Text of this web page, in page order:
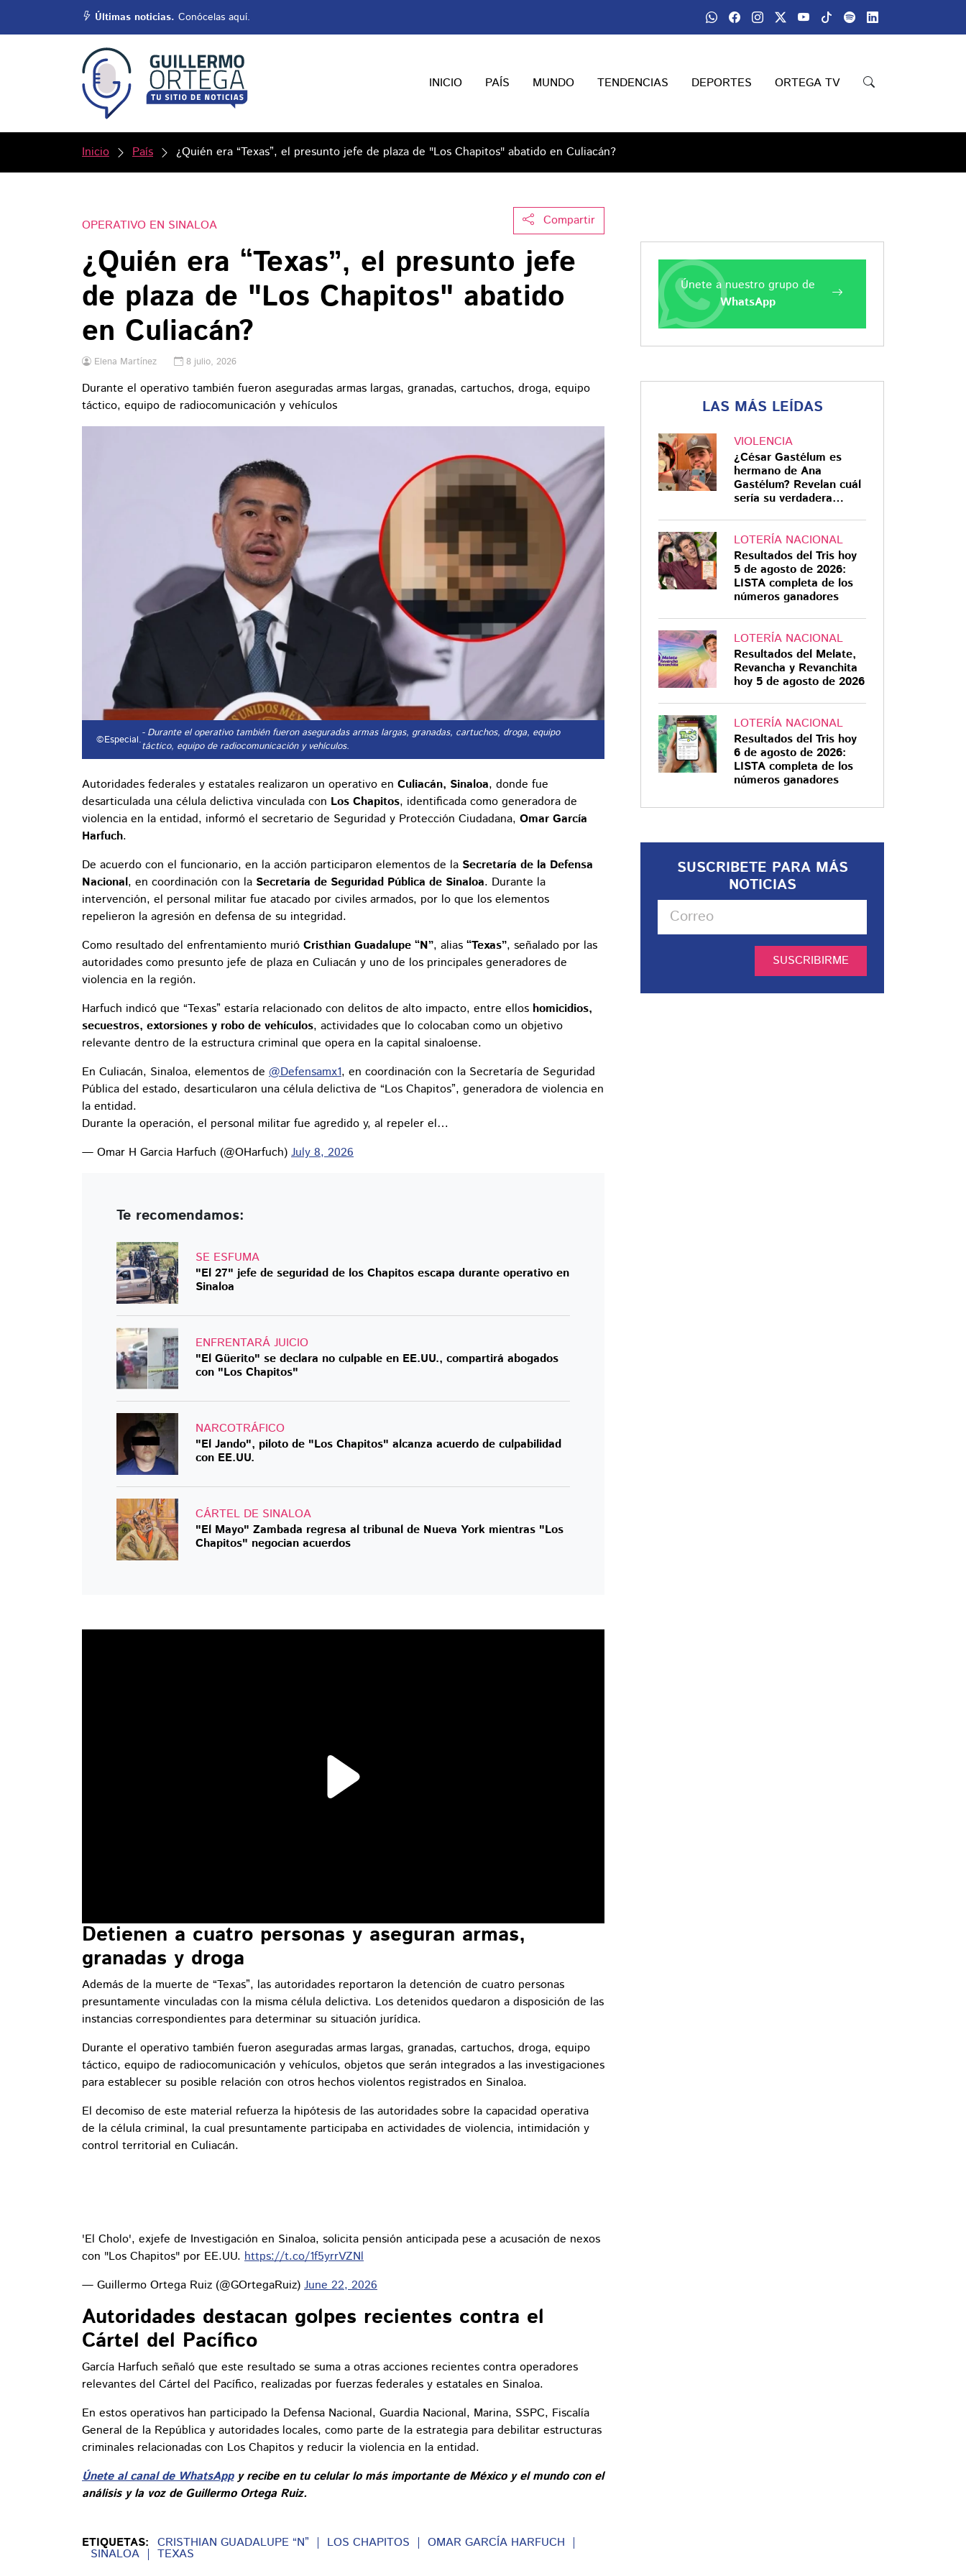
Últimas noticias. Conócelas aquí.
INICIO PAÍS MUNDO TENDENCIAS DEPORTES ORTEGA TV
Inicio País ¿Quién era “Texas”, el presunto jefe de plaza de "Los Chapitos" abatido en Culiacán?
Compartir
OPERATIVO EN SINALOA
¿Quién era “Texas”, el presunto jefe
de plaza de "Los Chapitos" abatido
en Culiacán?
Elena Martínez 8 julio, 2026
Durante el operativo también fueron aseguradas armas largas, granadas, cartuchos, droga, equipo
táctico, equipo de radiocomunicación y vehículos
©Especial.- Durante el operativo también fueron aseguradas armas largas, granadas, cartuchos, droga, equipo
táctico, equipo de radiocomunicación y vehículos.
Autoridades federales y estatales realizaron un operativo en Culiacán, Sinaloa, donde fue
desarticulada una célula delictiva vinculada con Los Chapitos, identificada como generadora de
violencia en la entidad, informó el secretario de Seguridad y Protección Ciudadana, Omar García
Harfuch.
De acuerdo con el funcionario, en la acción participaron elementos de la Secretaría de la Defensa
Nacional, en coordinación con la Secretaría de Seguridad Pública de Sinaloa. Durante la
intervención, el personal militar fue atacado por civiles armados, por lo que los elementos
repelieron la agresión en defensa de su integridad.
Como resultado del enfrentamiento murió Cristhian Guadalupe “N”, alias “Texas”, señalado por las
autoridades como presunto jefe de plaza en Culiacán y uno de los principales generadores de
violencia en la región.
Harfuch indicó que “Texas” estaría relacionado con delitos de alto impacto, entre ellos homicidios,
secuestros, extorsiones y robo de vehículos, actividades que lo colocaban como un objetivo
relevante dentro de la estructura criminal que opera en la capital sinaloense.
En Culiacán, Sinaloa, elementos de @Defensamx1, en coordinación con la Secretaría de Seguridad
Pública del estado, desarticularon una célula delictiva de “Los Chapitos”, generadora de violencia en
la entidad.
Durante la operación, el personal militar fue agredido y, al repeler el…
— Omar H Garcia Harfuch (@OHarfuch) July 8, 2026
Te recomendamos:
SE ESFUMA
"El 27" jefe de seguridad de los Chapitos escapa durante operativo en
Sinaloa
ENFRENTARÁ JUICIO
"El Güerito" se declara no culpable en EE.UU., compartirá abogados
con "Los Chapitos"
NARCOTRÁFICO
"El Jando", piloto de "Los Chapitos" alcanza acuerdo de culpabilidad
con EE.UU.
CÁRTEL DE SINALOA
"El Mayo" Zambada regresa al tribunal de Nueva York mientras "Los
Chapitos" negocian acuerdos
Detienen a cuatro personas y aseguran armas,
granadas y droga
Además de la muerte de “Texas”, las autoridades reportaron la detención de cuatro personas
presuntamente vinculadas con la misma célula delictiva. Los detenidos quedaron a disposición de las
instancias correspondientes para determinar su situación jurídica.
Durante el operativo también fueron aseguradas armas largas, granadas, cartuchos, droga, equipo
táctico, equipo de radiocomunicación y vehículos, objetos que serán integrados a las investigaciones
para establecer su posible relación con otros hechos violentos registrados en Sinaloa.
El decomiso de este material refuerza la hipótesis de las autoridades sobre la capacidad operativa
de la célula criminal, la cual presuntamente participaba en actividades de violencia, intimidación y
control territorial en Culiacán.
'El Cholo', exjefe de Investigación en Sinaloa, solicita pensión anticipada pese a acusación de nexos
con "Los Chapitos" por EE.UU. https://t.co/1f5yrrVZNl
— Guillermo Ortega Ruiz (@GOrtegaRuiz) June 22, 2026
Autoridades destacan golpes recientes contra el
Cártel del Pacífico
García Harfuch señaló que este resultado se suma a otras acciones recientes contra operadores
relevantes del Cártel del Pacífico, realizadas por fuerzas federales y estatales en Sinaloa.
En estos operativos han participado la Defensa Nacional, Guardia Nacional, Marina, SSPC, Fiscalía
General de la República y autoridades locales, como parte de la estrategia para debilitar estructuras
criminales relacionadas con Los Chapitos y reducir la violencia en la entidad.
Únete al canal de WhatsAppy recibe en tu celular lo más importante de México y el mundo con el
análisis y la voz de Guillermo Ortega Ruiz.
ETIQUETAS: CRISTHIAN GUADALUPE “N” LOS CHAPITOS OMAR GARCÍA HARFUCH
SINALOA TEXAS
Únete a nuestro grupo de
WhatsApp
LAS MÁS LEÍDAS
VIOLENCIA
¿César Gastélum es
hermano de Ana
Gastélum? Revelan cuál
sería su verdadera
LOTERÍA NACIONAL
Resultados del Tris hoy
5 de agosto de 2026:
LISTA completa de los
números ganadores
LOTERÍA NACIONAL
Resultados del Melate,
Revancha y Revanchita
hoy 5 de agosto de 2026
LOTERÍA NACIONAL
Resultados del Tris hoy
6 de agosto de 2026:
LISTA completa de los
números ganadores
SUSCRIBETE PARA MÁS
NOTICIAS
SUSCRIBIRME